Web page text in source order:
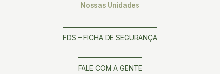
Nossas Unidades
FDS – FICHA DE SEGURANÇA
FALE COM A GENTE